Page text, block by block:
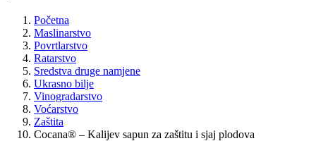
Početna
Maslinarstvo
Povrtlarstvo
Ratarstvo
Sredstva druge namjene
Ukrasno bilje
Vinogradarstvo
Voćarstvo
Zaštita
Cocana® – Kalijev sapun za zaštitu i sjaj plodova